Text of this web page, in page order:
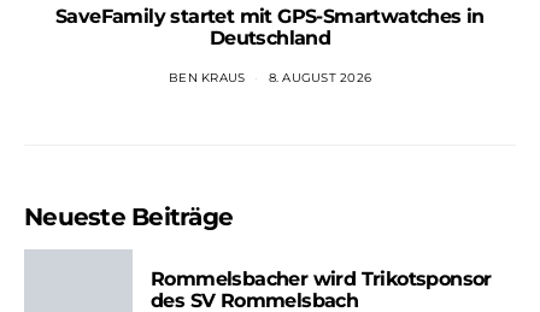
SaveFamily startet mit GPS-Smartwatches in
Deutschland
BEN KRAUS 8. AUGUST 2026
Neueste Beiträge
Rommelsbacher wird Trikotsponsor
des SV Rommelsbach